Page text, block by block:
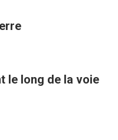
le long de la voie